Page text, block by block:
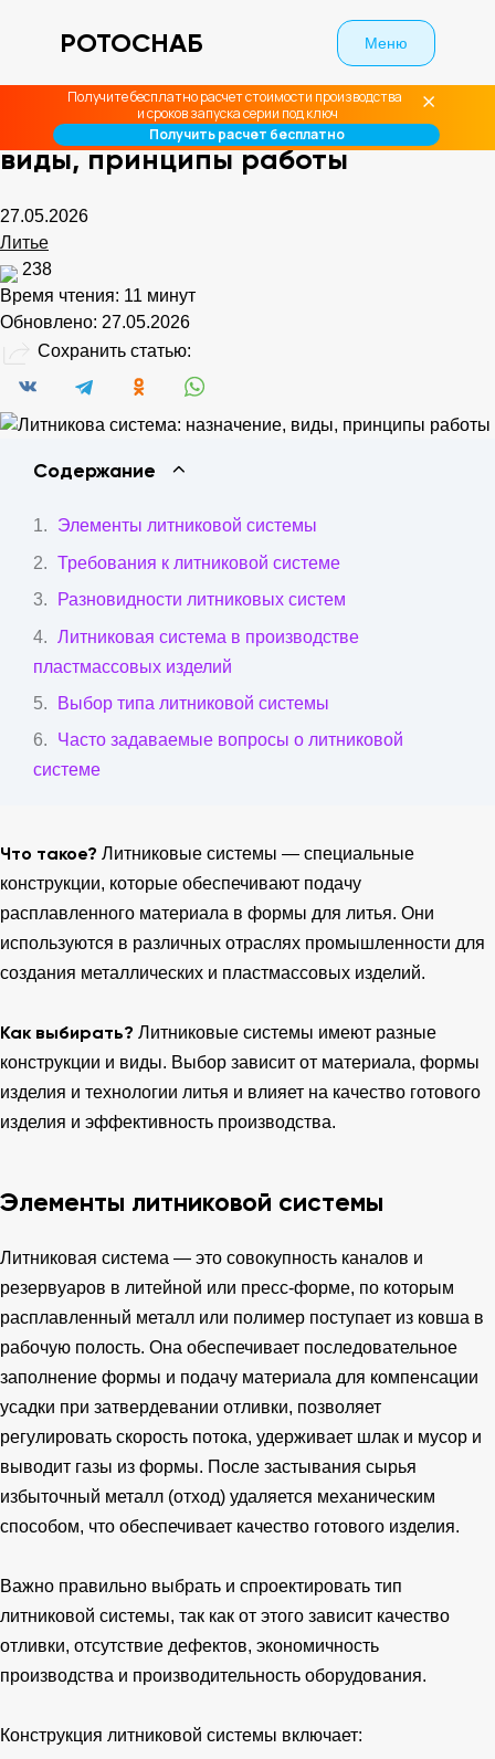
РОТОСНАБ Меню
ПРИНЦИПЫ РАБОТЫ
Литникова система: назначение,
виды, принципы работы
27.05.2026
Литье
238
Время чтения: 11 минут
Обновлено: 27.05.2026
Сохранить статью:
Содержание
Элементы литниковой системы
Требования к литниковой системе
Разновидности литниковых систем
Литниковая система в производстве
пластмассовых изделий
Выбор типа литниковой системы
Часто задаваемые вопросы о литниковой
системе
Что такое? Литниковые системы — специальные
конструкции, которые обеспечивают подачу
расплавленного материала в формы для литья. Они
используются в различных отраслях промышленности для
создания металлических и пластмассовых изделий.
Как выбирать? Литниковые системы имеют разные
конструкции и виды. Выбор зависит от материала, формы
изделия и технологии литья и влияет на качество готового
изделия и эффективность производства.
Элементы литниковой системы
Литниковая система — это совокупность каналов и
резервуаров в литейной или пресс-форме, по которым
расплавленный металл или полимер поступает из ковша в
рабочую полость. Она обеспечивает последовательное
заполнение формы и подачу материала для компенсации
усадки при затвердевании отливки, позволяет
регулировать скорость потока, удерживает шлак и мусор и
выводит газы из формы. После застывания сырья
избыточный металл (отход) удаляется механическим
способом, что обеспечивает качество готового изделия.
Важно правильно выбрать и спроектировать тип
литниковой системы, так как от этого зависит качество
отливки, отсутствие дефектов, экономичность
производства и производительность оборудования.
Конструкция литниковой системы включает:
Получите бесплатно расчет стоимости производства
и сроков запуска серии под ключ
Получить расчет бесплатно